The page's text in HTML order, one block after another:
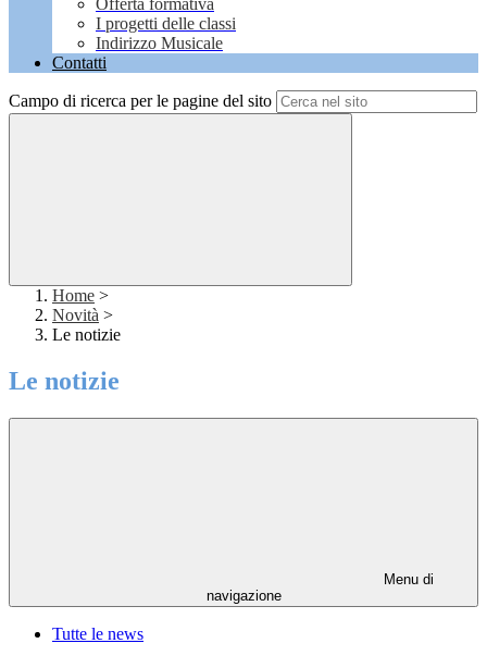
Offerta formativa
I progetti delle classi
Indirizzo Musicale
Contatti
Campo di ricerca per le pagine del sito
Home >
Novità >
Le notizie
Le notizie
Menu di
navigazione
Tutte le news